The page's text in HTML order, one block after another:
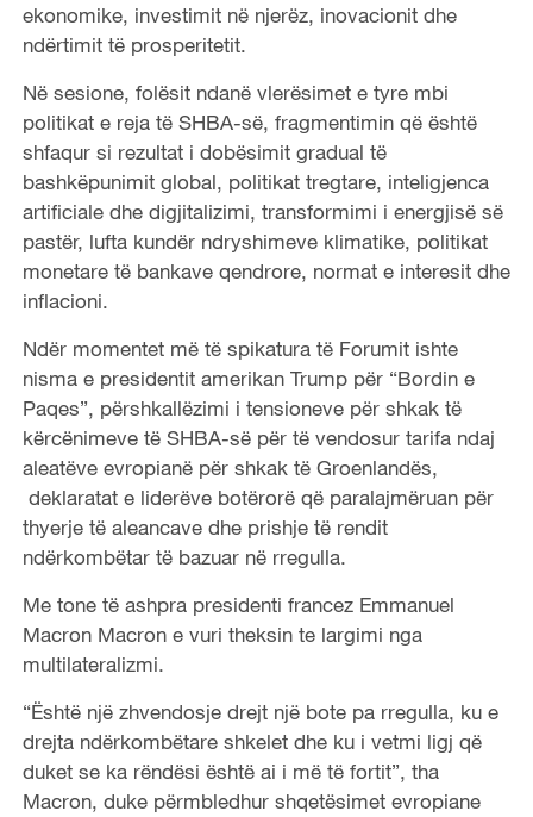
ekonomike, investimit në njerëz, inovacionit dhe
ndërtimit të prosperitetit.
Në sesione, folësit ndanë vlerësimet e tyre mbi
politikat e reja të SHBA-së, fragmentimin që është
shfaqur si rezultat i dobësimit gradual të
bashkëpunimit global, politikat tregtare, inteligjenca
artificiale dhe digjitalizimi, transformimi i energjisë së
pastër, lufta kundër ndryshimeve klimatike, politikat
monetare të bankave qendrore, normat e interesit dhe
inflacioni.
Ndër momentet më të spikatura të Forumit ishte
nisma e presidentit amerikan Trump për “Bordin e
Paqes”, përshkallëzimi i tensioneve për shkak të
kërcënimeve të SHBA-së për të vendosur tarifa ndaj
aleatëve evropianë për shkak të Groenlandës,
deklaratat e liderëve botërorë që paralajmëruan për
thyerje të aleancave dhe prishje të rendit
ndërkombëtar të bazuar në rregulla.
Me tone të ashpra presidenti francez Emmanuel
Macron Macron e vuri theksin te largimi nga
multilateralizmi.
“Është një zhvendosje drejt një bote pa rregulla, ku e
drejta ndërkombëtare shkelet dhe ku i vetmi ligj që
duket se ka rëndësi është ai i më të fortit”, tha
Macron, duke përmbledhur shqetësimet evropiane